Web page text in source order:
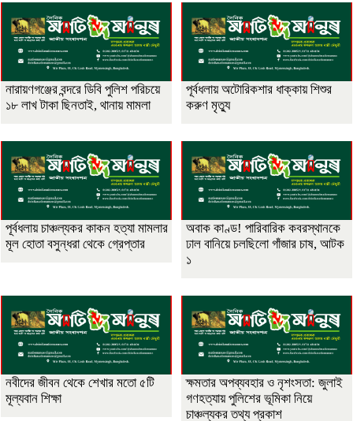
নারায়ণগঞ্জের বন্দরে ডিবি পুলিশ পরিচয়ে
১৮ লাখ টাকা ছিনতাই, থানায় মামলা
পূর্বধলায় অটোরিকশার ধাক্কায় শিশুর
করুণ মৃত্যু
পূর্বধলায় চাঞ্চল্যকর কাকন হত্যা মামলার
মূল হোতা বসুন্ধরা থেকে গ্রেপ্তার
অবাক কাণ্ড! পারিবারিক কবরস্থানকে
ঢাল বানিয়ে চলছিলো গাঁজার চাষ, আটক
১
নবীদের জীবন থেকে শেখার মতো ৫টি
মূল্যবান শিক্ষা
ক্ষমতার অপব্যবহার ও নৃশংসতা: জুলাই
গণহত্যায় পুলিশের ভূমিকা নিয়ে
চাঞ্চল্যকর তথ্য প্রকাশ